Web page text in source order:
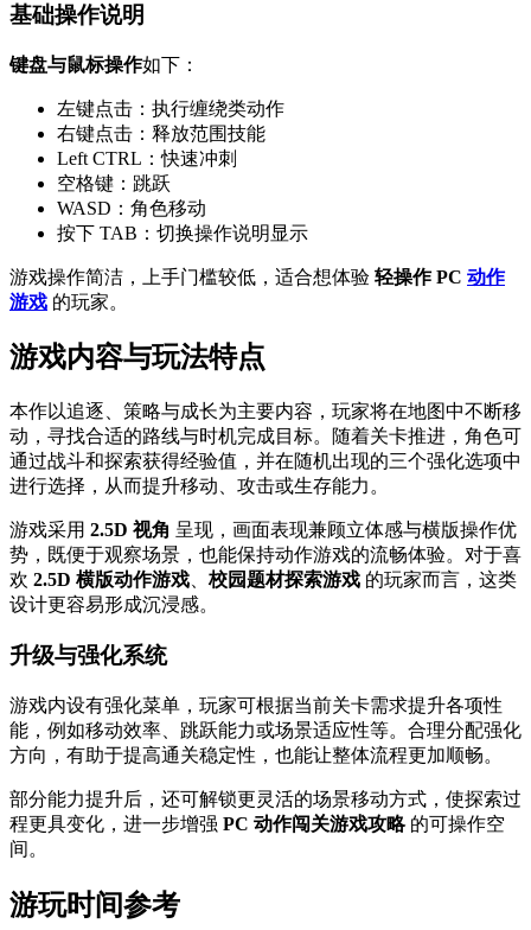
基础操作说明
键盘与鼠标操作如下：
左键点击：执行缠绕类动作
右键点击：释放范围技能
Left CTRL：快速冲刺
空格键：跳跃
WASD：角色移动
按下 TAB：切换操作说明显示
游戏操作简洁，上手门槛较低，适合想体验 轻操作 PC 动作
游戏 的玩家。
游戏内容与玩法特点
本作以追逐、策略与成长为主要内容，玩家将在地图中不断移
动，寻找合适的路线与时机完成目标。随着关卡推进，角色可
通过战斗和探索获得经验值，并在随机出现的三个强化选项中
进行选择，从而提升移动、攻击或生存能力。
游戏采用 2.5D 视角 呈现，画面表现兼顾立体感与横版操作优
势，既便于观察场景，也能保持动作游戏的流畅体验。对于喜
欢 2.5D 横版动作游戏 校园题材探索游戏 的玩家而言，这类
设计更容易形成沉浸感。
升级与强化系统
游戏内设有强化菜单，玩家可根据当前关卡需求提升各项性
能，例如移动效率、跳跃能力或场景适应性等。合理分配强化
方向，有助于提高通关稳定性，也能让整体流程更加顺畅。
部分能力提升后，还可解锁更灵活的场景移动方式，使探索过
程更具变化，进一步增强 PC 动作闯关游戏攻略的可操作空
间。
游玩时间参考